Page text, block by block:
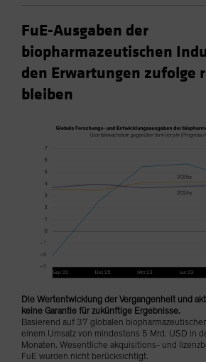
FuE-Ausgaben der
biopharmazeutischen
den Erwartungen zufolge
bleiben
Die Wertentwicklung der Vergangenheit und
keine Garantie für zukünftige Ergebnisse.
Basierend auf 37 globalen
einem Umsatz von mindestens 5 Mrd. USD in
Monaten. Wesentliche akquisitions- und
FuE wurden nicht berücksichtigt.